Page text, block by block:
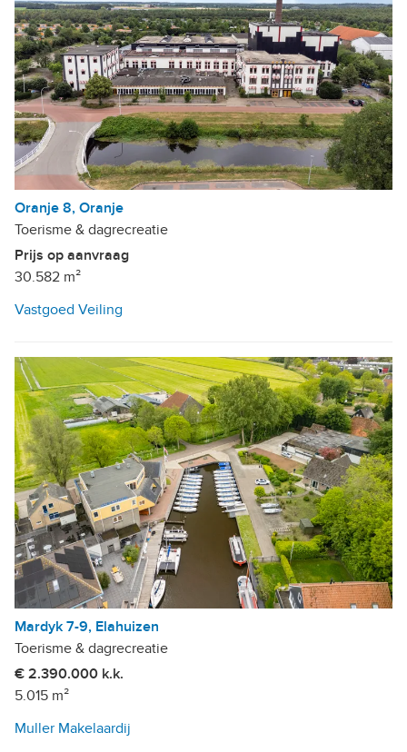
Oranje 8, Oranje
Toerisme & dagrecreatie
Prijs op aanvraag
30.582 m²
Vastgoed Veiling
Mardyk 7-9, Elahuizen
Toerisme & dagrecreatie
€ 2.390.000 k.k.
5.015 m²
Muller Makelaardij